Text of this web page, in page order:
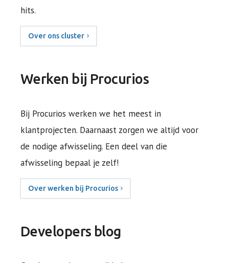
hits.
Over ons cluster
Werken bij Procurios
Bij Procurios werken we het meest in
klantprojecten. Daarnaast zorgen we altijd voor
de nodige afwisseling. Een deel van die
afwisseling bepaal je zelf!
Over werken bij Procurios
Developers blog